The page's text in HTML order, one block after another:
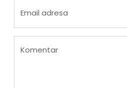
Email adresa
Komentar